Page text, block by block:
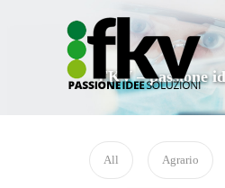
FKV – passione
All Agrario